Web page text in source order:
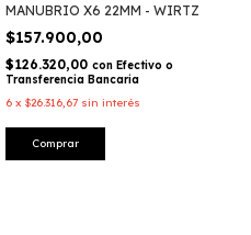
MANUBRIO X6 22MM - WIRTZ
$157.900,00
$126.320,00 con Efectivo o
Transferencia Bancaria
6 x $26.316,67 sin interés
Comprar